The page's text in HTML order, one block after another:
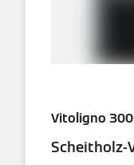
Vitoligno
Scheitholz-